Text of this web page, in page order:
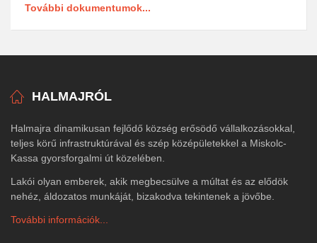
További dokumentumok...
HALMAJRÓL
Halmajra dinamikusan fejlődő község erősödő vállalkozásokkal,
teljes körű infrastruktúrával és szép középületekkel a Miskolc-
Kassa gyorsforgalmi út közelében.
Lakói olyan emberek, akik megbecsülve a múltat és az elődök
nehéz, áldozatos munkáját, bizakodva tekintenek a jövőbe.
További információk...